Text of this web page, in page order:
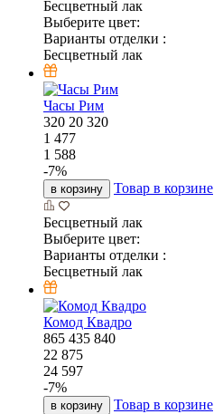
Бесцветный лак
Выберите цвет:
Варианты отделки :
Бесцветный лак
Часы Рим
320 20 320
1 477
1 588
-7%
в корзину Товар в корзине
Бесцветный лак
Выберите цвет:
Варианты отделки :
Бесцветный лак
Комод Квадро
865 435 840
22 875
24 597
-7%
в корзину Товар в корзине